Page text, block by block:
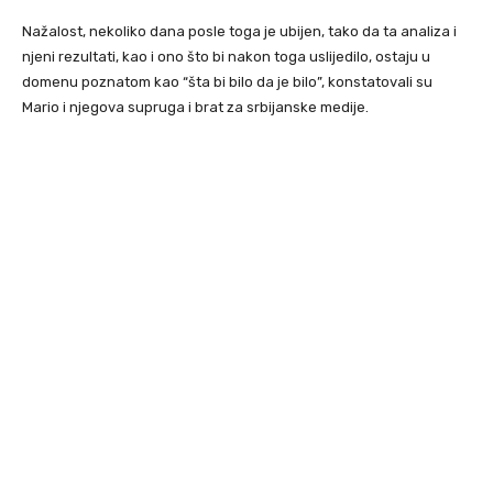
Nažalost, nekoliko dana posle toga je ubijen, tako da ta analiza i
njeni rezultati, kao i ono što bi nakon toga uslijedilo, ostaju u
domenu poznatom kao “šta bi bilo da je bilo”, konstatovali su
Mario i njegova supruga i brat za srbijanske medije.